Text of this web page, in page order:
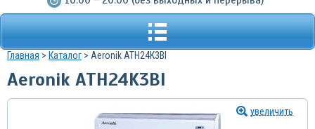
Главная > Каталог > Aeronik ATH24K3BI
Aeronik ATH24K3BI
увеличить